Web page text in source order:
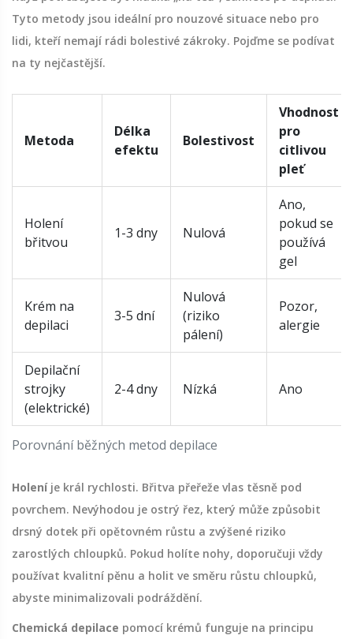
Tyto metody jsou ideální pro nouzové situace nebo pro
lidi, kteří nemají rádi bolestivé zákroky. Pojďme se podívat
na ty nejčastější.
Porovnání běžných metod depilace
Metoda
Délka
efektu
Bolestivost
Vhodnost
pro
citlivou
pleť
Holení
břitvou
1-3 dny Nulová
Ano,
pokud se
používá
gel
Krém na
depilaci
3-5 dní
Nulová
(riziko
pálení)
Pozor,
alergie
Depilační
strojky
(elektrické)
2-4 dny Nízká Ano
Holeníje král rychlosti. Břitva přeřeže vlas těsně pod
povrchem. Nevýhodou je ostrý řez, který může způsobit
drsný dotek při opětovném růstu a zvýšené riziko
zarostlých chloupků. Pokud holíte nohy, doporučuji vždy
používat kvalitní pěnu a holit ve směru růstu chloupků,
abyste minimalizovali podráždění.
Chemická depilace pomocí krémů funguje na principu